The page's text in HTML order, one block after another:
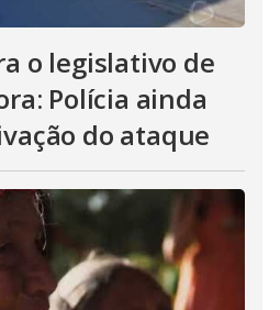
o legislativo de
Polícia ainda
do ataque